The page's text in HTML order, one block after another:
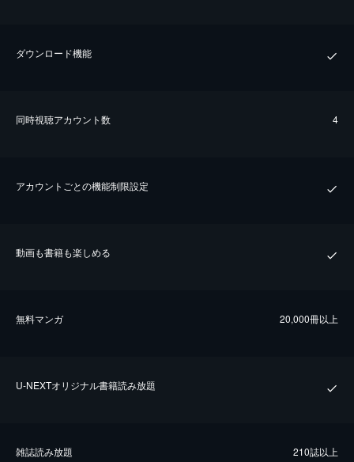
ダウンロード機能
同時視聴アカウント数 4
アカウントごとの機能制限設定
動画も書籍も楽しめる
無料マンガ 20,000冊以上
U-NEXTオリジナル書籍読み放題
雑誌読み放題 210誌以上